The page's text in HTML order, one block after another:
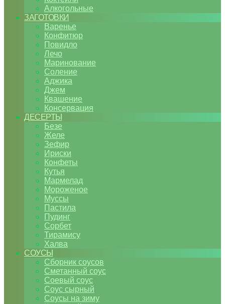
Алкогольные
ЗАГОТОВКИ
Варенье
Конфитюр
Повидло
Лечо
Маринование
Соление
Аджика
Джем
Квашение
Консервация
ДЕСЕРТЫ
Безе
Желе
Зефир
Ириски
Конфеты
Кутья
Мармелад
Мороженое
Муссы
Пастила
Пудинг
Сорбет
Тирамису
Халва
СОУСЫ
Сборник соусов
Сметанный соус
Соевый соус
Соус сырный
Соусы на зиму